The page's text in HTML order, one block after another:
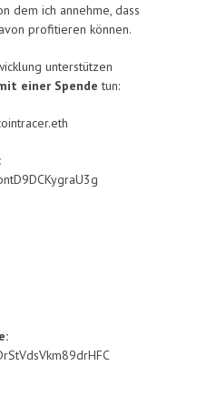
dem ich annehme, dass
profitieren können.
unterstützen
einer Spende tun: